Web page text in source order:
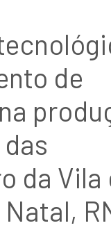
de
da Vila